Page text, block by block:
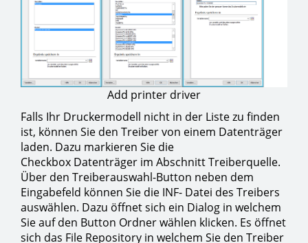
Add printer driver
Falls Ihr Druckermodell nicht in der Liste zu finden
ist, können Sie den Treiber von einem Datenträger
laden. Dazu markieren Sie die
Checkbox Datenträger im Abschnitt Treiberquelle.
Über den Treiberauswahl-Button neben dem
Eingabefeld können Sie die INF- Datei des Treibers
auswählen. Dazu öffnet sich ein Dialog in welchem
Sie auf den Button Ordner wählen klicken. Es öffnet
sich das File Repository in welchem Sie den Treiber